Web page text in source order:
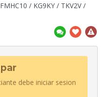
/ KG9KY / TKV2V /
debe iniciar sesion